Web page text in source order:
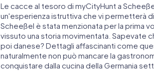
Le cacce al tesoro di myCityHunt a
un'esperienza istruttiva che vi permetterà
Scheeßel è stata menzionata per la prima
vissuto una storia movimentata. Sapevate
poi danese? Dettagli affascinanti come
naturalmente non può mancare la
conquistare dalla cucina della Germania